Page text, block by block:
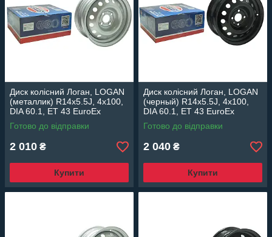
Диск колісний Логан, LOGAN
(металлик) R14x5.5J, 4x100,
DIA 60.1, ET 43 EuroEx
Венгрия
Готово до відправки
2 010 ₴
Купити
Диск колісний Логан, LOGAN
(черный) R14x5.5J, 4x100,
DIA 60.1, ET 43 EuroEx
Венгрия
Готово до відправки
2 040 ₴
Купити